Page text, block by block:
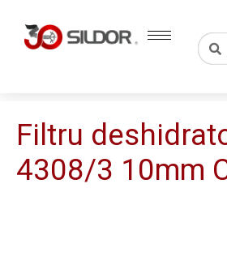
content
Filtru
4308/3 10mm